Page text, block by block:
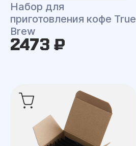
Набор для
приготовления кофе True
Brew
2473 ₽